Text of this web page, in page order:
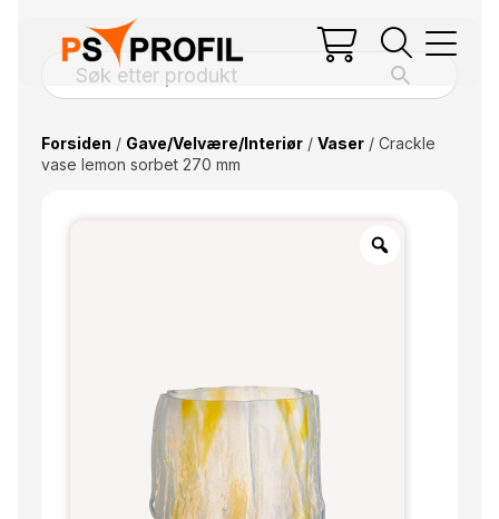
Forsiden / Gave/Velvære/Interiør/ Vaser/ Crackle
vase lemon sorbet 270 mm